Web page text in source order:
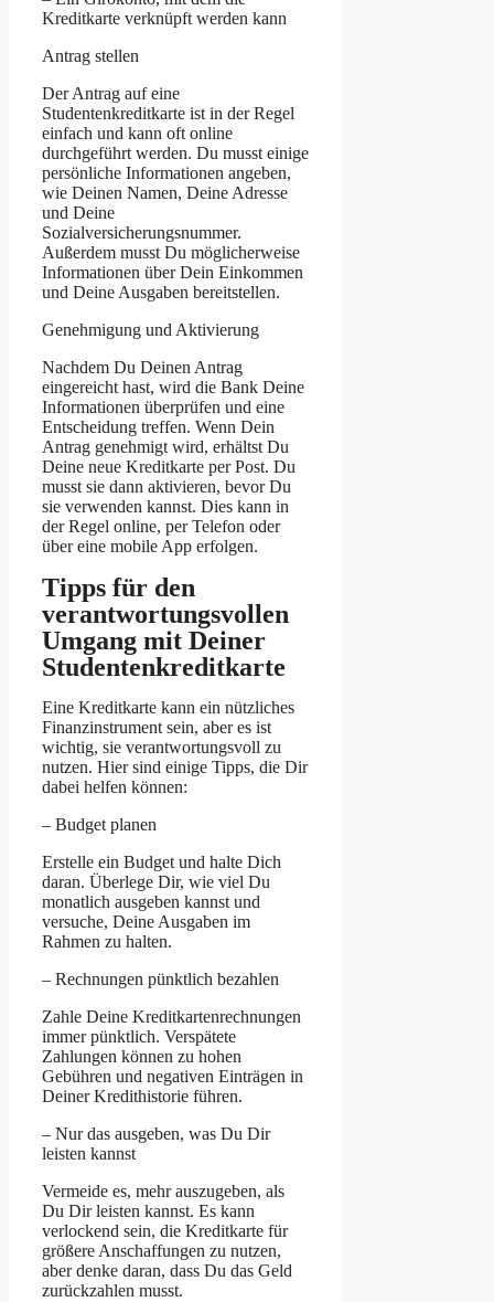
Kreditkarte verknüpft werden kann
Antrag stellen
Der Antrag auf eine
Studentenkreditkarte ist in der Regel
einfach und kann oft online
durchgeführt werden. Du musst einige
persönliche Informationen angeben,
wie Deinen Namen, Deine Adresse
und Deine
Sozialversicherungsnummer.
Außerdem musst Du möglicherweise
Informationen über Dein Einkommen
und Deine Ausgaben bereitstellen.
Genehmigung und Aktivierung
Nachdem Du Deinen Antrag
eingereicht hast, wird die Bank Deine
Informationen überprüfen und eine
Entscheidung treffen. Wenn Dein
Antrag genehmigt wird, erhältst Du
Deine neue Kreditkarte per Post. Du
musst sie dann aktivieren, bevor Du
sie verwenden kannst. Dies kann in
der Regel online, per Telefon oder
über eine mobile App erfolgen.
Tipps für den
verantwortungsvollen
Umgang mit Deiner
Studentenkreditkarte
Eine Kreditkarte kann ein nützliches
Finanzinstrument sein, aber es ist
wichtig, sie verantwortungsvoll zu
nutzen. Hier sind einige Tipps, die Dir
dabei helfen können:
– Budget planen
Erstelle ein Budget und halte Dich
daran. Überlege Dir, wie viel Du
monatlich ausgeben kannst und
versuche, Deine Ausgaben im
Rahmen zu halten.
– Rechnungen pünktlich bezahlen
Zahle Deine Kreditkartenrechnungen
immer pünktlich. Verspätete
Zahlungen können zu hohen
Gebühren und negativen Einträgen in
Deiner Kredithistorie führen.
– Nur das ausgeben, was Du Dir
leisten kannst
Vermeide es, mehr auszugeben, als
Du Dir leisten kannst. Es kann
verlockend sein, die Kreditkarte für
größere Anschaffungen zu nutzen,
aber denke daran, dass Du das Geld
zurückzahlen musst.